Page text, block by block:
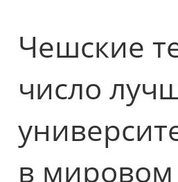
Чешские
число
в мировом